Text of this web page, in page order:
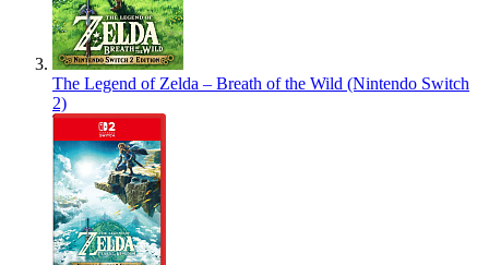
The Legend of Zelda – Breath of the Wild (Nintendo Switch
2)